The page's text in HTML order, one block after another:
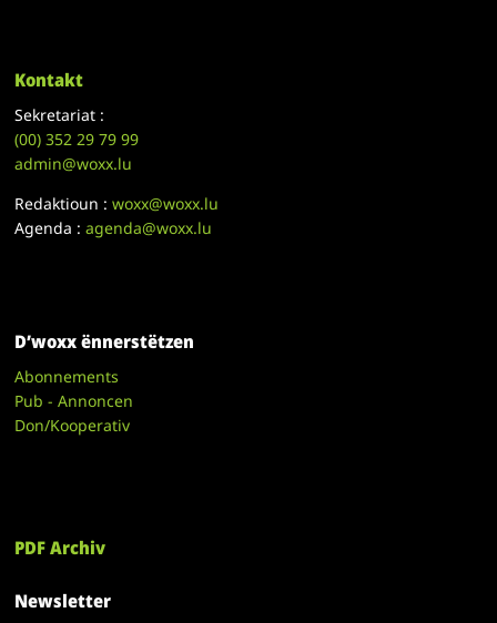
Kontakt
Sekretariat :
(00)352 29 79 99
admin@woxx.lu
Redaktioun :woxx@woxx.lu
Agenda :agenda@woxx.lu
D’woxx ënnerstëtzen
Abonnements
Pub - Annoncen
Don/Kooperativ
PDF Archiv
Newsletter